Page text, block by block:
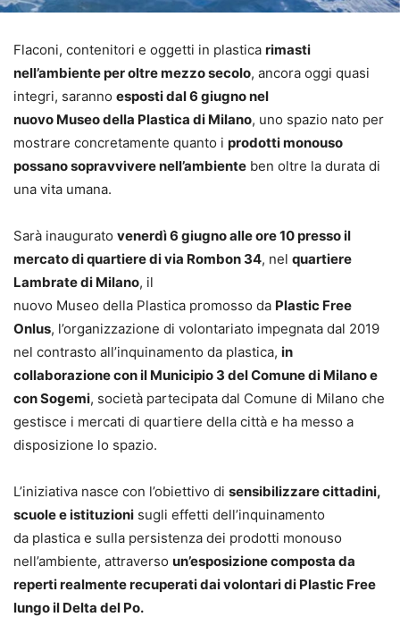
Flaconi, contenitori e oggetti in plastica rimasti
nell’ambiente per oltre mezzo secolo, ancora oggi quasi
integri, saranno esposti dal 6 giugno nel
nuovo Museo della Plastica di Milano, uno spazio nato per
mostrare concretamente quanto i prodotti monouso
possano sopravvivere nell’ambiente ben oltre la durata di
una vita umana.
Sarà inaugurato venerdì 6 giugno alle ore 10 presso il
mercato di quartiere di via Rombon 34, nel quartiere
Lambrate di Milano, il
nuovo Museo della Plastica promosso da Plastic Free
Onlus, l’organizzazione di volontariato impegnata dal 2019
nel contrasto all’inquinamento da plastica, in
collaborazione con il Municipio 3 del Comune di Milano e
con Sogemi, società partecipata dal Comune di Milano che
gestisce i mercati di quartiere della città e ha messo a
disposizione lo spazio.
L’iniziativa nasce con l’obiettivo di sensibilizzare cittadini,
scuole e istituzioni sugli effetti dell’inquinamento
da plastica e sulla persistenza dei prodotti monouso
nell’ambiente, attraverso un’esposizione composta da
reperti realmente recuperati dai volontari di Plastic Free
lungo il Delta del Po.